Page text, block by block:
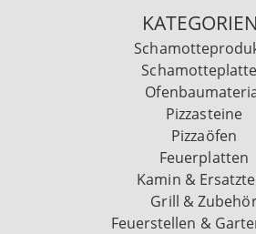
KATEGORIEN
Pizzasteine
Pizzaöfen
Feuerplatten
Kamin &
Grill &
Feuerstellen &